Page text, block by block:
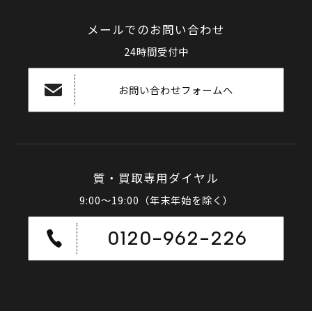
メールでのお問い合わせ
24時間受付中
お問い合わせフォームへ
質・買取専用ダイヤル
9:00～19:00（年末年始を除く）
0120-962-226